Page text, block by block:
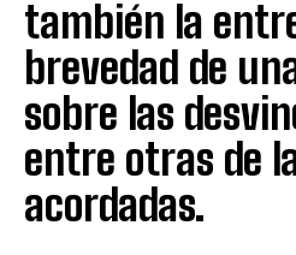
también la
brevedad de
sobre las
entre otras de
acordadas.